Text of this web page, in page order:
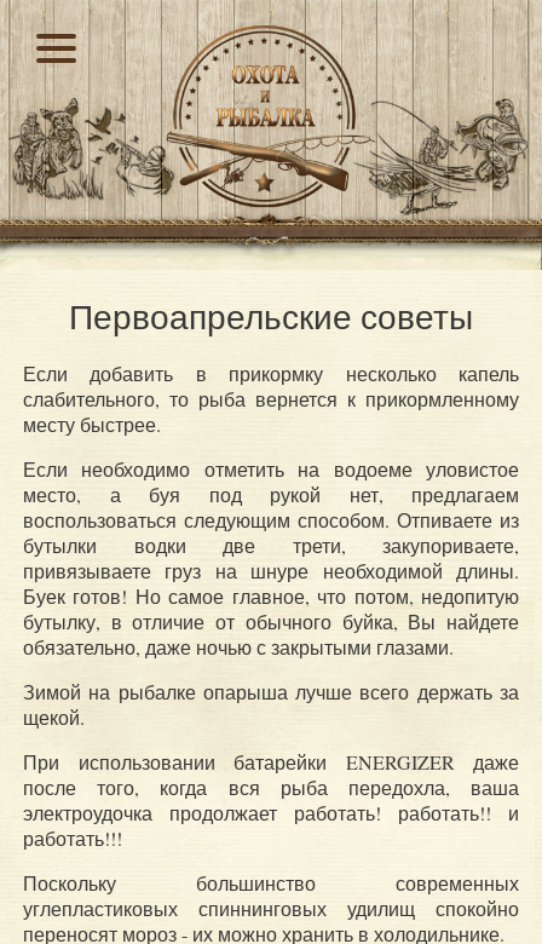
Первоапрельские советы
Если добавить в прикормку несколько капель
слабительного, то рыба вернется к прикормленному
месту быстрее.
Если необходимо отметить на водоеме уловистое
место, а буя под рукой нет, предлагаем
воспользоваться следующим способом. Отпиваете из
бутылки водки две трети, закупориваете,
привязываете груз на шнуре необходимой длины.
Буек готов! Но самое главное, что потом, недопитую
бутылку, в отличие от обычного буйка, Вы найдете
обязательно, даже ночью с закрытыми глазами.
Зимой на рыбалке опарыша лучше всего держать за
щекой.
При использовании батарейки ENERGIZER даже
после того, когда вся рыба передохла, ваша
электроудочка продолжает работать! работать!! и
работать!!!
Поскольку большинство современных
углепластиковых спиннинговых удилищ спокойно
переносят мороз - их можно хранить в холодильнике.